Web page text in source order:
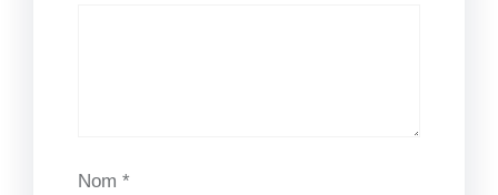
Nom *